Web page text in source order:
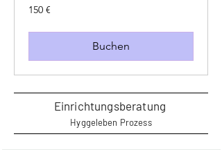
150
Euro
150 €
Buchen
Einrichtungsberatung
Hyggeleben Prozess